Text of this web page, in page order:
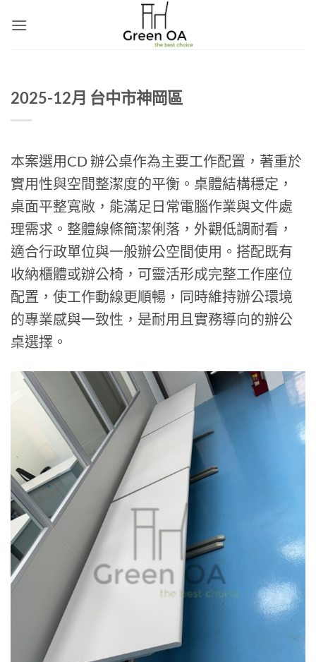
2025-12月 台中市神岡區
本案選用CD 辦公桌作為主要工作配置，著重於
實用性與空間整潔度的平衡。桌體結構穩定，
桌面平整寬敞，能滿足日常電腦作業與文件處
理需求。整體線條簡潔俐落，外觀低調耐看，
適合行政單位與一般辦公空間使用。搭配既有
收納櫃體或辦公椅，可靈活形成完整工作座位
配置，使工作動線更順暢，同時維持辦公環境
的專業感與一致性，是耐用且實務導向的辦公
桌選擇。